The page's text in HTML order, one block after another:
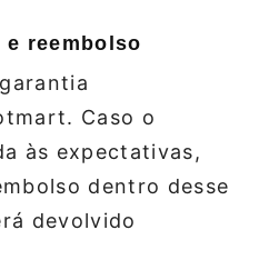
reembolso
Caso o
às expectativas,
dentro desse
devolvido